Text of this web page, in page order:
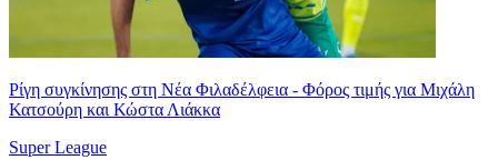
Ρίγη συγκίνησης στη Νέα Φιλαδέλφεια - Φόρος τιμής για Μιχάλη
Κατσούρη και Κώστα Λιάκκα
Super League